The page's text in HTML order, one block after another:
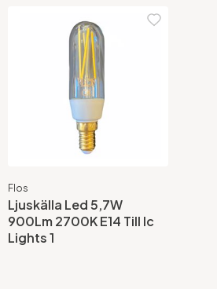
Flos
Ljuskälla Led 5,7W
900Lm 2700K E14 Till Ic
Lights 1